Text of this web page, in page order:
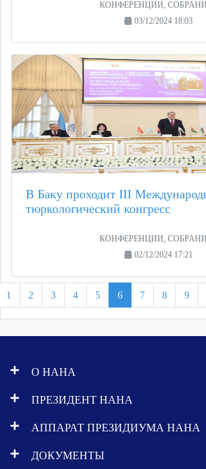
КОНФЕРЕНЦИИ,
03/12/2024 18:03
В Баку проходит III
тюркологический конгресс
КОНФЕРЕНЦИИ,
02/12/2024 17:21
1 2 3 4 5 6 7 8 9
О НАНА
ПРЕЗИДЕНТ НАНА
АППАРАТ ПРЕЗИДИУМА НАНА
ДОКУМЕНТЫ